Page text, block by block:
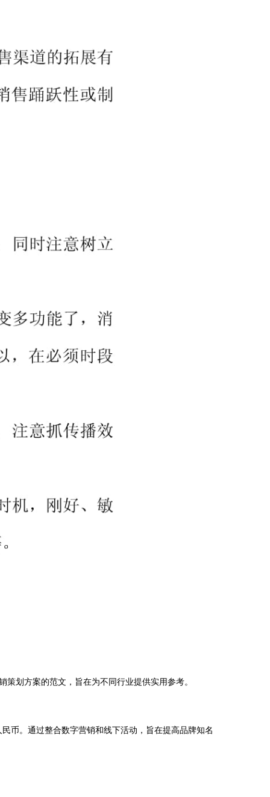
划方案的范文，旨在为不同行业提供实用参考。
币。通过整合数字营销和线下活动，旨在提高品牌知名